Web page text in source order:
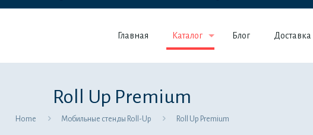
Главная Каталог Блог Доставка
Roll Up Premium
Home Мобильные стенды Roll-Up Roll Up Premium